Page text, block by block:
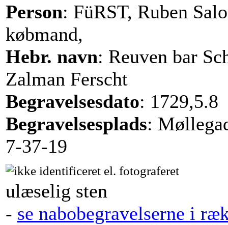
Person: FüRST, Ruben
købmand,
Hebr. navn: Reuven bar
Zalman Ferscht
Begravelsesdato: 1729,5.8
Begravelsesplads:
7-37-19
ulæselig sten
- se nabobegravelserne i